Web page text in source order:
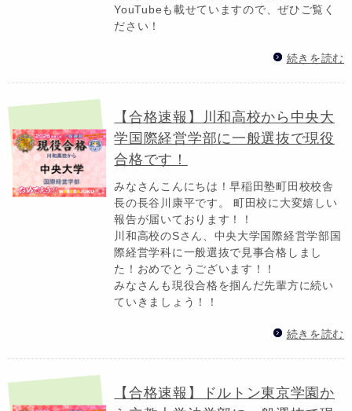
YouTubeも載せていますので、ぜひご覧く
ださい！
続きを読む
【合格速報】川和高校から中央大
学国際経営学部に一般選抜で現役
合格です！
みなさんこんにちは！早稲田塾町田校校舎
長の長谷川康平です。 町田校に大変嬉しい
報告が届いております！！
川和高校のSさん、中央大学国際経営学部国
際経営学科に一般選抜で見事合格しまし
た！おめでとうございます！！
みなさんも現役合格を掴んだ先輩方に続い
ていきましょう！！
続きを読む
【合格速報】ドルトン東京学園か